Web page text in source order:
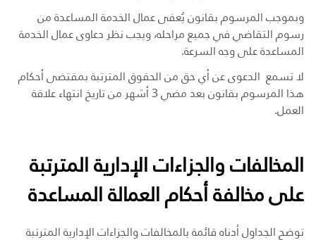
وبموجب المرسوم بقانون يُعفى عمال الخدمة المساعدة من
رسوم التقاضي في جميع مراحله، ويجب نظر دعاوى عمال الخدمة
المساعدة على وجه السرعة.
لا تسمع الدعوى عن أي حق من الحقوق المترتبة بمقتضى أحكام
هذا المرسوم بقانون بعد مضي 3 أشهر من تاريخ انتهاء علاقة
العمل.
المخالفات والجزاءات الإدارية المترتبة
على مخالفة أحكام العمالة المساعدة
توضح الجداول أدناه قائمة بالمخالفات والجزاءات الإدارية المترتبة